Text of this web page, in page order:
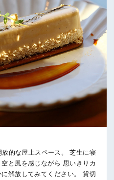
的な屋上スペース。
芝生に寝
と風を感じながら 思いきりカ
解放してみてください。
貸切